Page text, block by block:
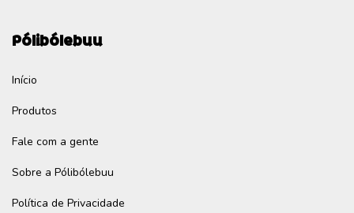
Pólibólebuu
Início
Produtos
Fale com a gente
Sobre a Pólibólebuu
Política de Privacidade